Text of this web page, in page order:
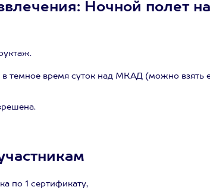
Ночной полет
в темное время суток над МКАД (можно
по 1 сертификату,